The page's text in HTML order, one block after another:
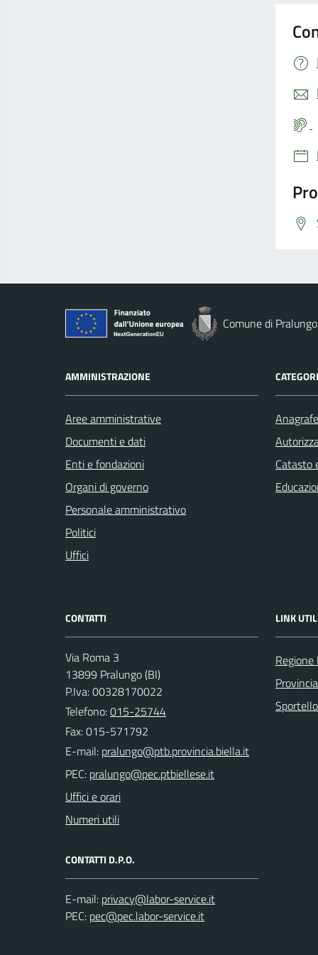
Comune di Pralungo
AMMINISTRAZIONE
Aree amministrative
Documenti e dati
Enti e fondazioni
Organi di governo
Personale amministrativo
Politici
Uffici
Catasto
CONTATTI
Via Roma 3
13899 Pralungo (BI)
P.Iva: 00328170022
Telefono:015-25744
Fax: 015-571792
E-mail:
PEC:
Uffici e orari
Numeri utili
CONTATTI D.P.O.
E-mail:
PEC:
LINK